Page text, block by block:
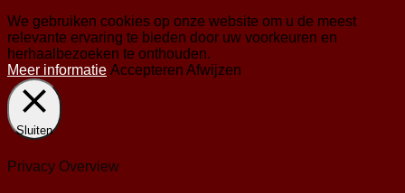
We gebruiken cookies op onze website om u de meest
relevante ervaring te bieden door uw voorkeuren en
herhaalbezoeken te onthouden.
Meer informatie Accepteren Afwijzen
Sluiten
Privacy Overview